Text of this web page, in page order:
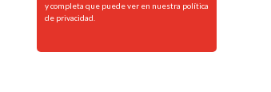
y completa que puede ver en nuestra política
de privacidad.